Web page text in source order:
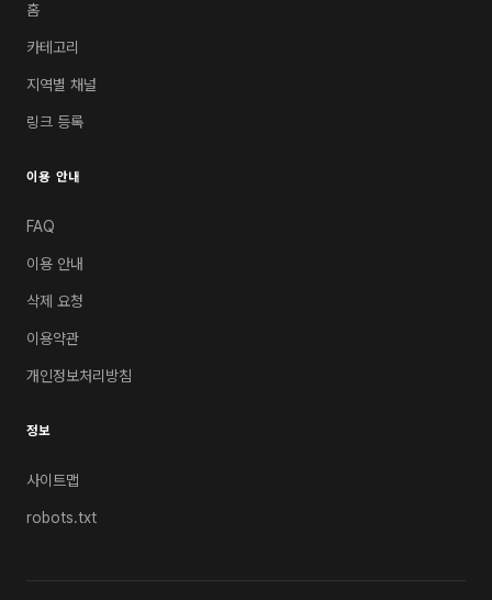
홈
카테고리
지역별 채널
링크 등록
이용 안내
FAQ
이용 안내
삭제 요청
이용약관
개인정보처리방침
정보
사이트맵
robots.txt